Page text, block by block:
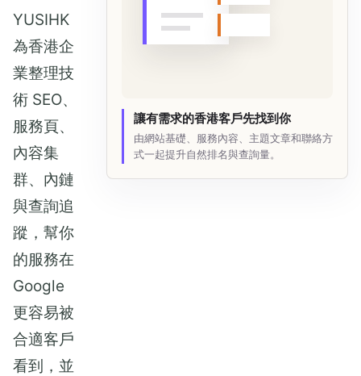
YUSIHK
為香港企
業整理技
術 SEO、
服務頁、
內容集
群、內鏈
與查詢追
蹤，幫你
的服務在
Google
更容易被
合適客戶
看到，並
讓有需求的香港客戶先找到你
由網站基礎、服務內容、主題文章和聯絡方
式一起提升自然排名與查詢量。